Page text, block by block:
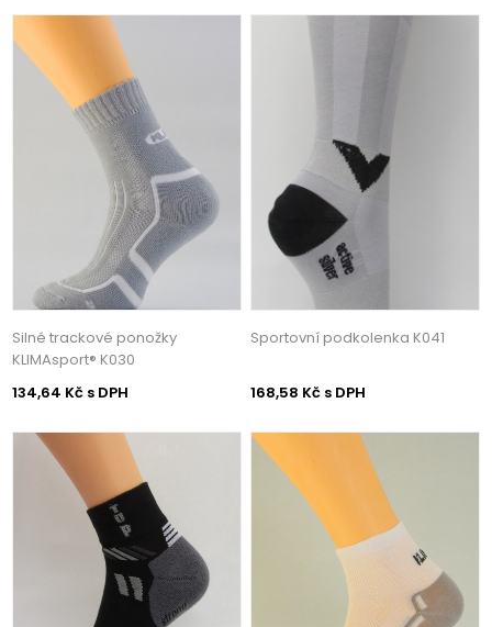
Silné trackové ponožky
KLIMAsport® K030
134,64 Kč s DPH
Sportovní podkolenka K041
168,58 Kč s DPH